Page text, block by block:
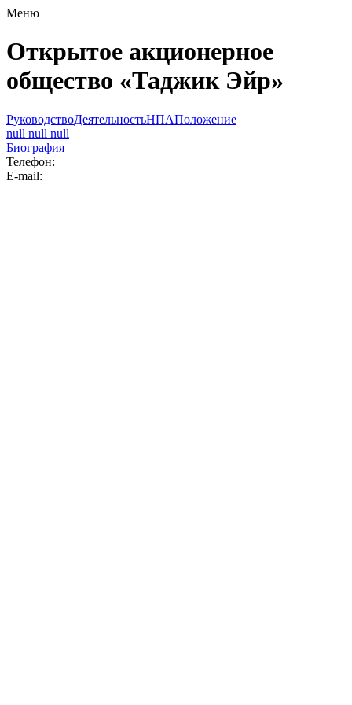
Меню
Открытое акционерное
общество «Таджик Эйр»
РуководствоДеятельностьНПАПоложение
null null null
Биография
Телефон:
E-mail: